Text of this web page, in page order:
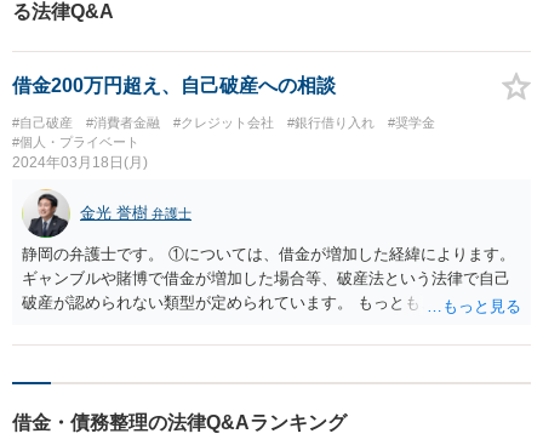
る法律Q&A
借金200万円超え、自己破産への相談
#自己破産 #消費者金融 #クレジット会社 #銀行借り入れ
#奨学金
#個人・プライベート
2024年03月18日(月)
金光 誉樹 弁護士
静岡の弁護士です。 ①については、借金が増加した経緯によります。
ギャンブルや賭博で借金が増加した場合等、破産法という法律で自己
破産が認められない類型が定められています。 もっとも、たとえばギ
りません。 借入れが増加した経緯についてまずは弁護士に包み隠さず
すが、法テラスを通じて弁護士に依頼する場合、大体１５～１６万円
借金・債務整理の法律Q&Aランキング